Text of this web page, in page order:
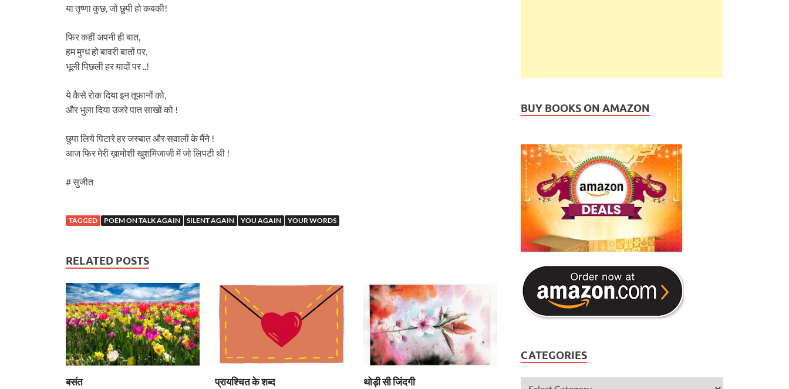
या तृष्णा कुछ, जो छुपी हो कबकी!
फिर कहीं अपनी ही बात,
हम मुग्ध हो बावरी बातों पर,
भूली पिछली हर यादों पर ..!
ये कैसे रोक दिया इन तूफानों को,
और भुला दिया उजरे पात साखों को !
छुपा लिये पिटारे हर जस्बात और सवालों के मैंने !
आज फिर मेरी ख़ामोशी खुशमिजाजी में जो लिपटी थी !
# सुजीत
TAGGED POEM ON TALK AGAIN SILENT AGAIN YOU AGAIN YOUR WORDS
RELATED POSTS
बसंत प्रायश्चित के शब्द थोड़ी सी जिंदगी
BUY BOOKS ON AMAZON
CATEGORIES